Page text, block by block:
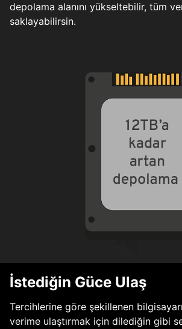
depolama alanını yükseltebilir, tüm
saklayabilirsin.
İstediğin Güce Ulaş
Tercihlerine göre şekillenen
verime ulaştırmak için dilediğin gibi